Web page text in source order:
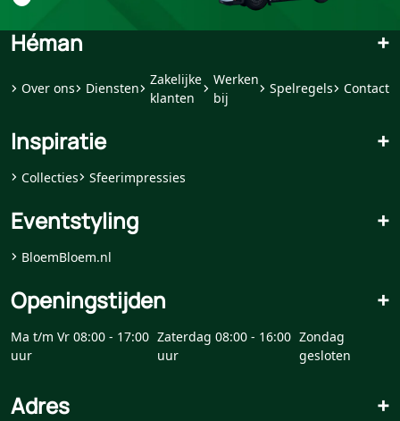
Héman
+
Over ons Diensten
Zakelijke
klanten
Werken
bij
Spelregels Contact
Inspiratie +
Collecties Sfeerimpressies
Eventstyling +
BloemBloem.nl
Openingstijden +
Ma t/m Vr 08:00 - 17:00
uur
Zaterdag 08:00 - 16:00
uur
Zondag
gesloten
Adres +